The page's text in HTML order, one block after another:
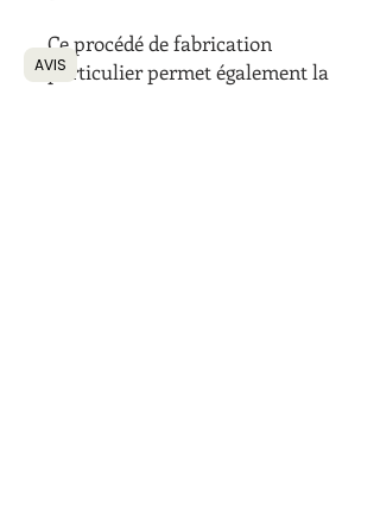
Ce procédé de fabrication
particulier permet également la
AVIS